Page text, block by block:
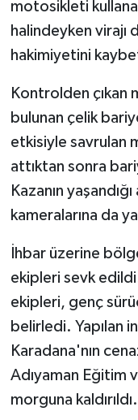
motosikleti
halindeyken virajı
hakimiyetini
Kontrolden çıkan
bulunan çelik
etkisiyle savrulan
attıktan sonra
Kazanın
kameralarına da
İhbar üzerine
ekipleri sevk
ekipleri, genç
belirledi. Yapılan
Karadana'nın
Adıyaman Eğitim
morguna kaldırıldı.
KİTAP
HEDEF2020
OTOMOBİL
MİZAH
Genel
Politika
YEREL
BÖLGEDEN